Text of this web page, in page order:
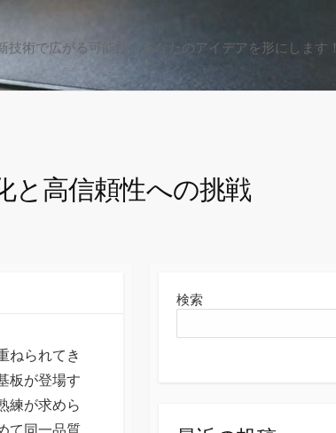
技術で広がる可能性、あなたのアイデアを形にします！
と高信頼性への挑戦
ねられてき
板が登場す
練が求めら
て同一品質
検索